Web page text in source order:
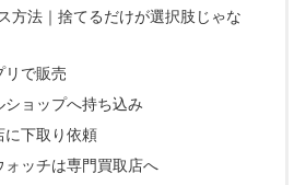
方法｜捨てるだけが選択肢じゃな
で販売
ョップへ持ち込み
下取り依頼
ッチは専門買取店へ